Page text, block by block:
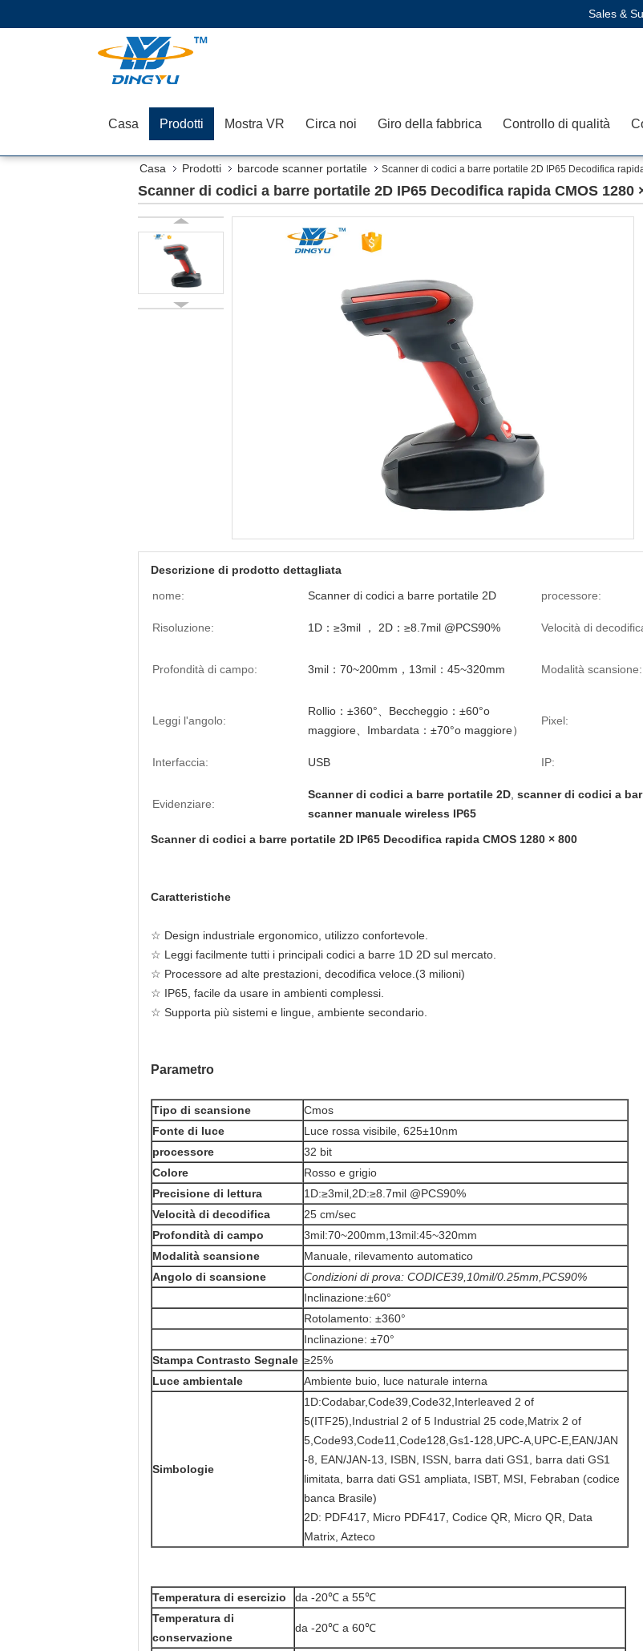
Sales &
Casa Prodotti Mostra VR Circa noi Giro della fabbrica Controllo di qualità
Casa Prodotti barcode scanner portatile Scanner di codici a barre portatile 2D IP65 Decodifica
Scanner di codici a barre portatile 2D IP65 Decodifica rapida CMOS 1280
Descrizione di prodotto dettagliata
nome:
Scanner di codici a barre portatile 2D processore:
Risoluzione: 1D：≥3mil ， 2D：≥8.7mil @PCS90% Velocità di
Profondità di campo: 3mil：70~200mm，13mil：45~320mm Modalità scansione:
Leggi l'angolo:
Rollio：±360°、Beccheggio：±60°o
maggiore、Imbardata：±70°o maggiore）
Pixel:
Interfaccia: USB IP:
Evidenziare:
Scanner di codici a barre portatile 2D scanner di codici a
scanner manuale wireless IP65
Scanner di codici a barre portatile 2D IP65 Decodifica rapida CMOS 1280 × 800
Caratteristiche
☆ Design industriale ergonomico, utilizzo confortevole.
☆ Leggi facilmente tutti i principali codici a barre 1D 2D sul mercato.
☆ Processore ad alte prestazioni, decodifica veloce.(3 milioni)
☆ IP65, facile da usare in ambienti complessi.
☆ Supporta più sistemi e lingue, ambiente secondario.
Parametro
Tipo di scansione
Cmos
Fonte di luce
Luce rossa visibile, 625±10nm
processore
32 bit
Colore
Rosso e grigio
Precisione di lettura
1D:≥3mil,2D:≥8.7mil @PCS90%
Velocità di decodifica
25 cm/sec
Profondità di campo
3mil:70~200mm,13mil:45~320mm
Modalità scansione
Manuale, rilevamento automatico
Angolo di scansione
Condizioni di prova: CODICE39,10mil/0.25mm,PCS90%
Inclinazione:±60°
Rotolamento: ±360°
Inclinazione: ±70°
Stampa Contrasto Segnale ≥25%
Luce ambientale
Ambiente buio, luce naturale interna
Simbologie
1D:Codabar,Code39,Code32,Interleaved 2 of
5(ITF25),Industrial 2 of 5 Industrial 25 code,Matrix 2 of
5,Code93,Code11,Code128,Gs1-128,UPC-A,UPC-E,EAN/JAN
-8, EAN/JAN-13, ISBN, ISSN, barra dati GS1, barra dati GS1
limitata, barra dati GS1 ampliata, ISBT, MSI, Febraban (codice
banca Brasile)
2D: PDF417, Micro PDF417, Codice QR, Micro QR, Data
Matrix, Azteco
Temperatura di esercizio
da -20℃ a 55℃
Temperatura di
conservazione
da -20℃ a 60℃